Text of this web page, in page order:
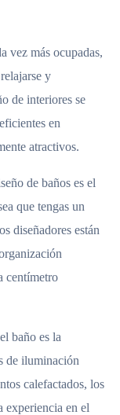
vez más ocupadas,
y
de interiores se
en
atractivos.
de baños es el
que tengas un
diseñadores están
centímetro
baño es la
de iluminación
calefactados, los
experiencia en el